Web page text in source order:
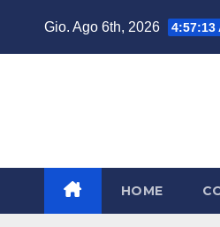
Gio. Ago 6th, 2026 4:57:14
HOME